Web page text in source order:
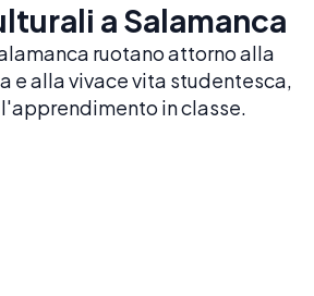
a Salamanca
ruotano attorno alla
e alla vivace vita studentesca,
in classe.